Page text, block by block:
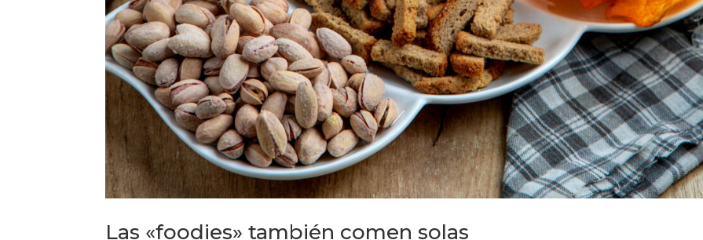
Las «foodies» también comen solas